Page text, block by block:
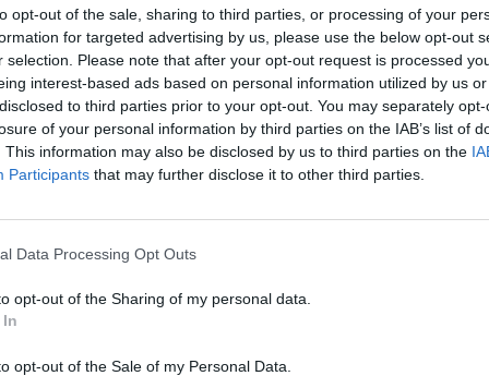
opt-out of the sale, sharing to third parties, or processing of your
for targeted advertising by us, please use the below opt-out
selection. Please note that after your opt-out request is processed
interest-based ads based on personal information utilized by us
to third parties prior to your opt-out. You may separately
of your personal information by third parties on the IAB’s list of
This information may also be disclosed by us to third parties on the
Participants that may further disclose it to other third parties.
Data Processing Opt Outs
opt-out of the Sharing of my personal data.
opt-out of the Sale of my Personal Data.